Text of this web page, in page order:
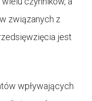
związanych z
jest
wpływających